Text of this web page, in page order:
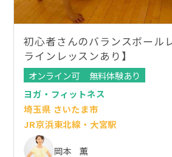
初心者さんのバランスボール
ラインレッスンあり】
オンライン可
無料体験あり
ヨガ・フィットネス
埼玉県 さいたま市
JR京浜東北線・大宮駅
岡本 薫